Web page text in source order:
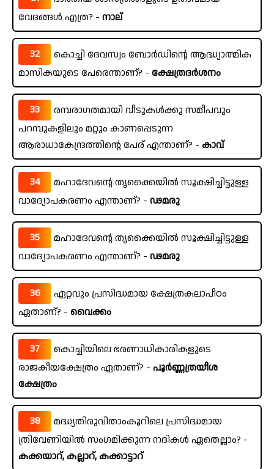
വേദങ്ങൾ എത്ര? - നാല്
32
കൊച്ചി ദേവസ്വം ബോർഡിന്റെ ആദ്ധ്യാത്മിക
മാസികയുടെ പേരെന്താണ്? - ക്ഷേത്രദർശനം
33
രമ്പരാഗതമായി വീടുകൾക്കു സമീപവും
പറമ്പുകളിലും മറ്റും കാണപ്പെടുന്ന
ആരാധാകേന്ദ്രത്തിന്റെ പേര് എന്താണ്? - കാവ്
34
മഹാദേവന്റെ തൃക്കൈയിൽ സൂക്ഷിച്ചിട്ടുള്ള
വാദ്യോപകരണം എന്താണ്? - ഢമരു
35
മഹാദേവന്റെ തൃക്കൈയിൽ സൂക്ഷിച്ചിട്ടുള്ള
വാദ്യോപകരണം എന്താണ്? - ഢമരു
36
ഏറ്റവും പ്രസിദ്ധമായ ക്ഷേത്രകലാപീഠം
ഏതാണ്? - വൈക്കം
37
കൊച്ചിയിലെ ഭരണാധികാരികളുടെ
രാജകീയക്ഷേത്രം ഏതാണ്? - പൂർണ്ണത്രയീശ
ക്ഷേത്രം
38
മദ്ധ്യതിരുവിതാംകൂറിലെ പ്രസിദ്ധമായ
ത്രിവേണിയിൽ സംഗമിക്കുന്ന നദികൾ ഏതെല്ലാം? -
കക്കയാറ്, കല്ലാറ്, കക്കാട്ടാറ്